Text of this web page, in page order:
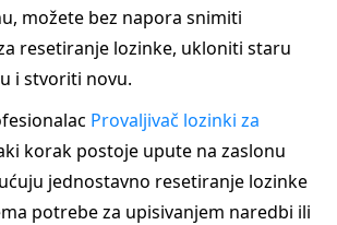
možete bez napora snimiti
resetiranje lozinke, ukloniti staru
i stvoriti novu.
Provaljivač lozinki za
korak postoje upute na zaslonu
jednostavno resetiranje lozinke
potrebe za upisivanjem naredbi ili